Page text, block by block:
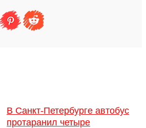
В Санкт-Петербурге автобус
протаранил четыре